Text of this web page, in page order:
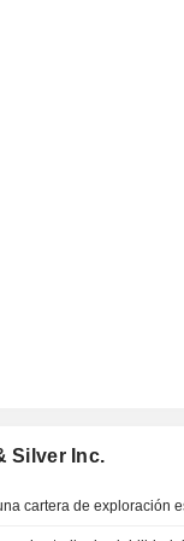
Silver Inc.
cartera de exploración